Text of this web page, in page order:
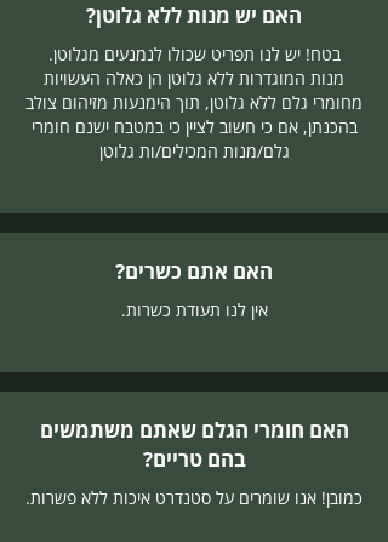
האם יש מנות ללא גלוטן?
בטח! יש לנו תפריט שכולו לנמנעים מגלוטן.
מנות המוגדרות ללא גלוטן הן כאלה העשויות
מחומרי גלם ללא גלוטן, תוך הימנעות מזיהום צולב
בהכנתן, אם כי חשוב לציין כי במטבח ישנם חומרי
גלם/מנות המכילים/ות גלוטן
האם אתם כשרים?
אין לנו תעודת כשרות.
האם חומרי הגלם שאתם משתמשים
בהם טריים?
כמובן! אנו שומרים על סטנדרט איכות ללא פשרות.